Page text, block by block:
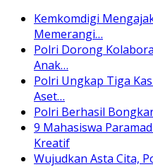
Kemkomdigi
Memerangi…
Polri Dorong
Anak…
Polri Ungkap Tiga
Aset…
Polri Berhasil
9 Mahasiswa
Kreatif
Wujudkan Asta Cita,